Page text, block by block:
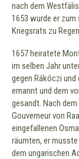
nach dem
1653 wurde er
Kriegsrats zu
1657 heiratete
im selben Jahr
gegen Rákóczi und
ernannt und dem
gesandt. Nach dem
Gouverneur von
eingefallenen
räumten, er
dem ungarischen